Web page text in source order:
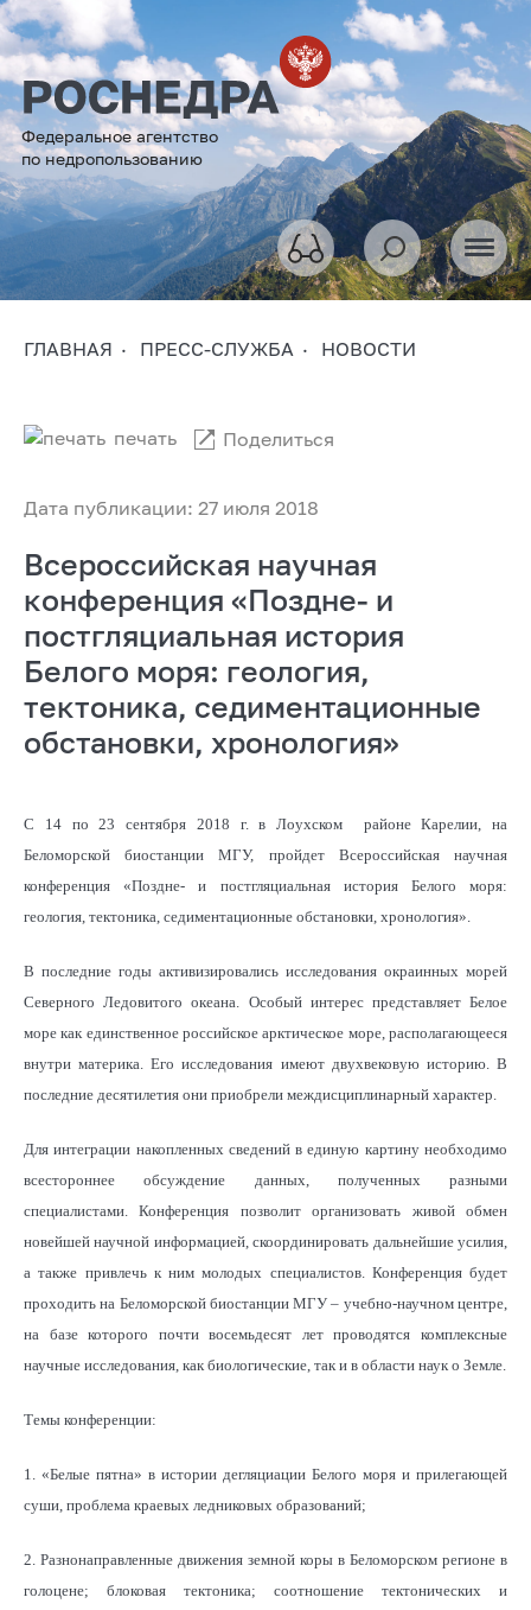
Федеральное агентство
по недропользованию
ГЛАВНАЯ ПРЕСС-СЛУЖБА НОВОСТИ
Дата публикации: 27 июля 2018
печать Поделиться
Всероссийская научная
конференция «Поздне- и
постгляциальная история
Белого моря: геология,
тектоника, седиментационные
обстановки, хронология»
С 14 по 23 сентября 2018 г. в Лоухском районе Карелии, на
Беломорской биостанции МГУ, пройдет Всероссийская научная
конференция «Поздне- и постгляциальная история Белого моря:
геология, тектоника, седиментационные обстановки, хронология».
В последние годы активизировались исследования окраинных морей
Северного Ледовитого океана. Особый интерес представляет Белое
море как единственное российское арктическое море, располагающееся
внутри материка. Его исследования имеют двухвековую историю. В
последние десятилетия они приобрели междисциплинарный характер.
Для интеграции накопленных сведений в единую картину необходимо
всестороннее обсуждение данных, полученных разными
специалистами. Конференция позволит организовать живой обмен
новейшей научной информацией, скоординировать дальнейшие усилия,
а также привлечь к ним молодых специалистов. Конференция будет
проходить на Беломорской биостанции МГУ – учебно-научном центре,
на базе которого почти восемьдесят лет проводятся комплексные
научные исследования, как биологические, так и в области наук о Земле.
Темы конференции:
1. «Белые пятна» в истории дегляциации Белого моря и прилегающей
суши, проблема краевых ледниковых образований;
2. Разнонаправленные движения земной коры в Беломорском регионе в
голоцене; блоковая тектоника; соотношение тектонических и